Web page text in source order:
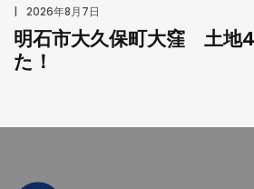
2026年8月7日
明石市大久保町大窪 土地
た！